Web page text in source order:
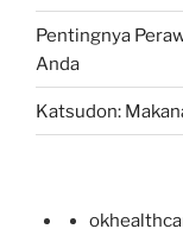
Pentingnya
Anda
Katsudon: